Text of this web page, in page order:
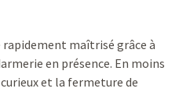
maîtrisé grâce à
en présence. En moins
curieux et la fermeture de